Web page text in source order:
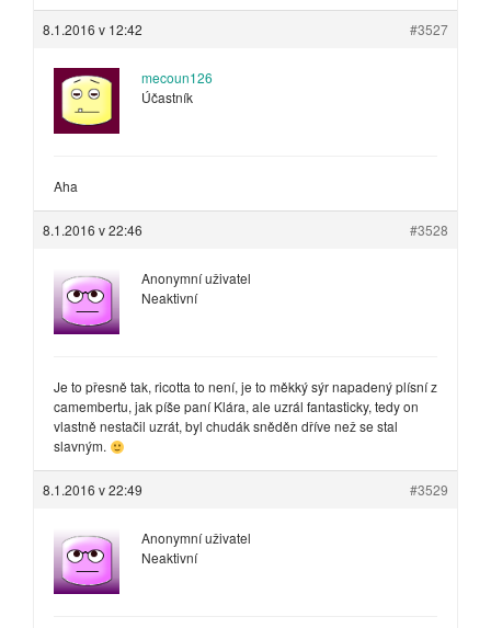
8.1.2016 v 12:42 #3527
mecoun126
Účastník
Aha
8.1.2016 v 22:46 #3528
Anonymní uživatel
Neaktivní
Je to přesně tak, ricotta to není, je to měkký sýr napadený plísní z
camembertu, jak píše paní Klára, ale uzrál fantasticky, tedy on
vlastně nestačil uzrát, byl chudák sněděn dříve než se stal
slavným.
8.1.2016 v 22:49 #3529
Anonymní uživatel
Neaktivní